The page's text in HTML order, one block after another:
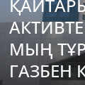
МЫҢ
ГАЗБЕН